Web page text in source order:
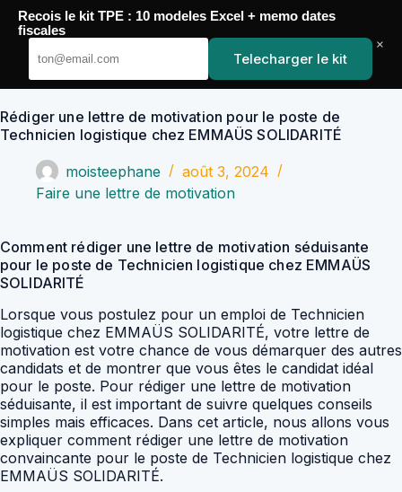
Passer
contenu
YoupiJobs
Rédiger une lettre de motivation pour le poste de
Technicien logistique chez EMMAÜS SOLIDARITÉ
moisteephane
août 3, 2024
Faire une lettre de motivation
Comment rédiger une lettre de motivation séduisante
pour le poste de Technicien logistique chez EMMAÜS
SOLIDARITÉ
Lorsque vous postulez pour un emploi de Technicien
logistique chez EMMAÜS SOLIDARITÉ, votre lettre de
motivation est votre chance de vous démarquer des autres
candidats et de montrer que vous êtes le candidat idéal
pour le poste. Pour rédiger une lettre de motivation
séduisante, il est important de suivre quelques conseils
simples mais efficaces. Dans cet article, nous allons vous
expliquer comment rédiger une lettre de motivation
convaincante pour le poste de Technicien logistique chez
EMMAÜS SOLIDARITÉ.
Recois le kit TPE : 10 modeles Excel + memo dates
fiscales
Telecharger le kit
×